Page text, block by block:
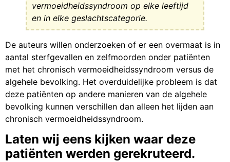
vermoeidheidssyndroom op elke leeftijd
en in elke geslachtscategorie.
De auteurs willen onderzoeken of er een overmaat is in
aantal sterfgevallen en zelfmoorden onder patiënten
met het chronisch vermoeidheidssyndroom versus de
algehele bevolking. Het overduidelijke probleem is dat
deze patiënten op andere manieren van de algehele
bevolking kunnen verschillen dan alleen het lijden aan
chronisch vermoeidheidssyndroom.
Laten wij eens kijken waar deze
patiënten werden gerekruteerd.